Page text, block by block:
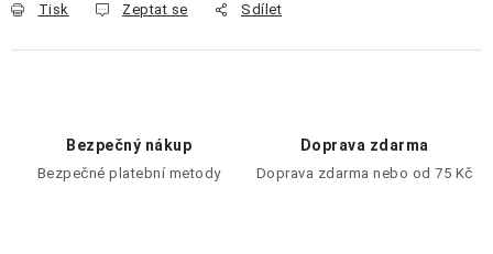
Tisk Zeptat se Sdílet
Bezpečný nákup
Bezpečné platební metody
Doprava zdarma
Doprava zdarma nebo od 75 Kč